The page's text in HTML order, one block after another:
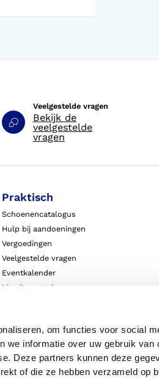
om functies voor social
we informatie over uw gebruik van
Deze partners kunnen deze
of die ze hebben verzameld op
Veelgestelde vragen
Bekijk de
veelgestelde
vragen
Praktisch
Schoenencatalogus
Hulp bij aandoeningen
Vergoedingen
Veelgestelde vragen
Eventkalender
Live it magazine
Algemene voorwaarden
Privacy